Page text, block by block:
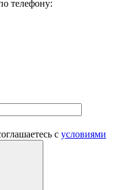
телефону:
с условиями